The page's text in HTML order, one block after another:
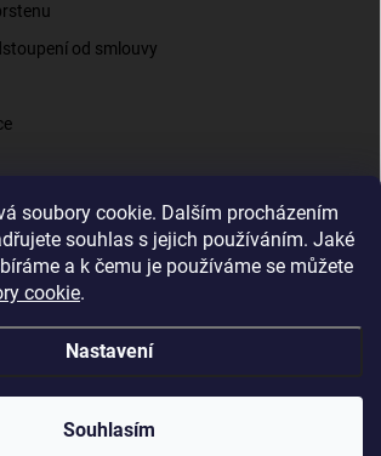
soubory cookie. Dalším procházením
souhlas s jejich používáním. Jaké
a k čemu je používáme se můžete
cookie.
Nastavení
Souhlasím
od smlouvy
šperky, kterým věříte už od roku 2016
Vytvořil Shoptet